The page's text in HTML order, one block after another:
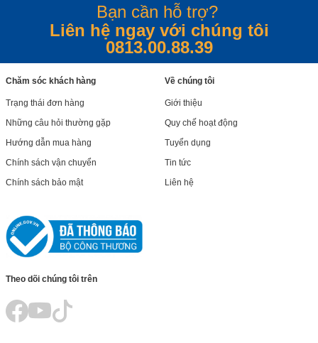
Bạn cần hỗ trợ?
Liên hệ ngay với chúng tôi
0813.00.88.39
Chăm sóc khách hàng
Trạng thái đơn hàng
Những câu hỏi thường gặp
Hướng dẫn mua hàng
Chính sách vận chuyển
Chính sách bảo mật
Về chúng tôi
Giới thiệu
Quy chế hoạt động
Tuyển dụng
Tin tức
Liên hệ
Theo dõi chúng tôi trên